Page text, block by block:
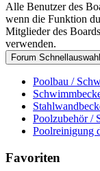
Alle Benutzer des
wenn die Funktion
Mitglieder des
verwenden.
Forum Schnellauswahl
Poolbau /
Poolzubehör /
Poolreinigung
Favoriten